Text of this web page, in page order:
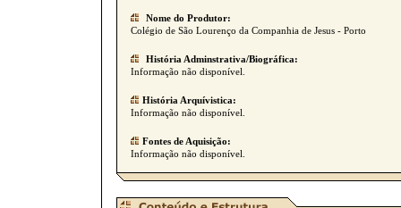
Nome do Produtor:
Colégio de São Lourenço da Companhia de Jesus - Porto
História Adminstrativa/Biográfica:
Informação não disponível.
História Arquívistica:
Informação não disponível.
Fontes de Aquisição:
Informação não disponível.